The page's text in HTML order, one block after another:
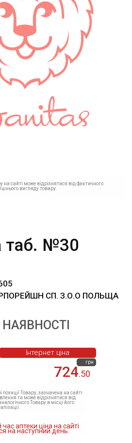
на сайті може відрізнятися від фактичного
вигляду товару.
таб. №30
СП. З.О.О ПОЛЬЩА
НАЯВНОСТІ
724.50
грн
Інтернет ціна
Товару, зазначена на сайті
та може відрізнятися від
Товару в місці його
аптеки ціна на сайті
на наступний день.